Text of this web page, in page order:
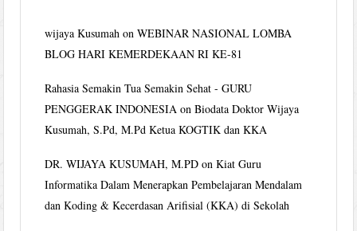
wijaya Kusumah onWEBINAR NASIONAL LOMBA
BLOG HARI KEMERDEKAAN RI KE-81
Rahasia Semakin Tua Semakin Sehat - GURU
PENGGERAK INDONESIA onBiodata Doktor Wijaya
Kusumah, S.Pd, M.Pd Ketua KOGTIK dan KKA
DR. WIJAYA KUSUMAH, M.PD onKiat Guru
Informatika Dalam Menerapkan Pembelajaran Mendalam
dan Koding & Kecerdasan Arifisial (KKA) di Sekolah